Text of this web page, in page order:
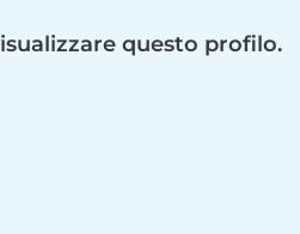
questo profilo.